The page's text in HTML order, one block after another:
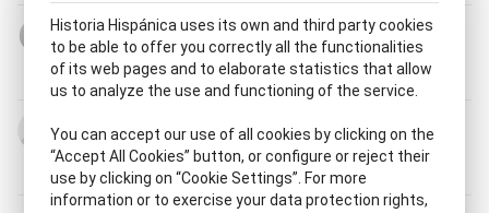
Manuel Castro González
3.VIII.1886 - 26.VIII.1944
Entrenador, ra|Periodista |Redactor, ra| Árbitro
12.VIII.1888 - 22.VII.1956
Dirigente deportivo| Jugador, ra de fútbol
Historia Hispánica uses its own and third party cookies
to be able to offer you correctly all the functionalities
of its web pages and to elaborate statistics that allow
us to analyze the use and functioning of the service.
You can accept our use of all cookies by clicking on the
“Accept All Cookies” button, or configure or reject their
use by clicking on “Cookie Settings”. For more
information or to exercise your data protection rights,